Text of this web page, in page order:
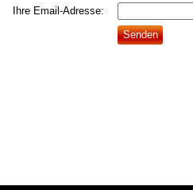
Ihre Email-Adresse: